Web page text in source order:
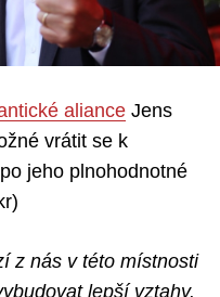
aliance Jens
vrátit se k
jeho plnohodnotné
z nás v této místnosti
lepší vztahy.